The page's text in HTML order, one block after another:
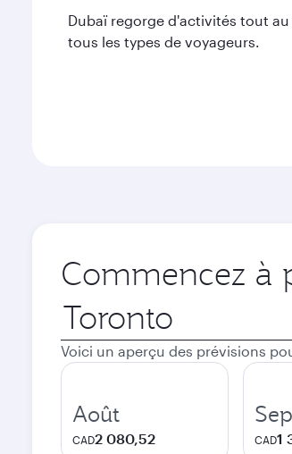
Dubaï regorge d'activités tout
tous les types de voyageurs.
Commencez à
Ville
de
départ
Voici un aperçu des prévisions
Août
CAD2 080,52 CAD1